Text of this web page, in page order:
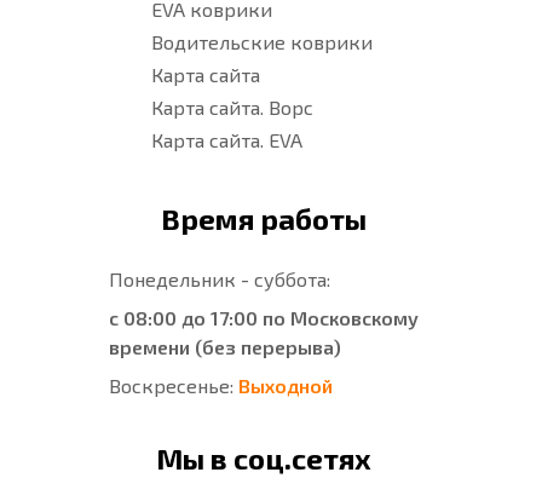
EVA коврики
Водительские коврики
Карта сайта
Карта сайта. Ворс
Карта сайта. EVA
Время работы
Понедельник - суббота:
с 08:00 до 17:00 по Московскому
времени (без перерыва)
Воскресенье: Выходной
Мы в соц.сетях